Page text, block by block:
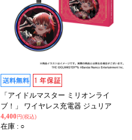
「アイドルマスター ミリオンライ
ブ！」 ワイヤレス充電器 ジュリア
4,400 円(税込)
在庫 : ○